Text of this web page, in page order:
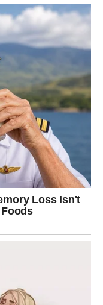
sira i peršina, u
glatku konzistenciju,
toga umiješajte
vatri. (Na
okretanja, a
sam krem ​​sir
u svojoj kreaciji.
prekrasno